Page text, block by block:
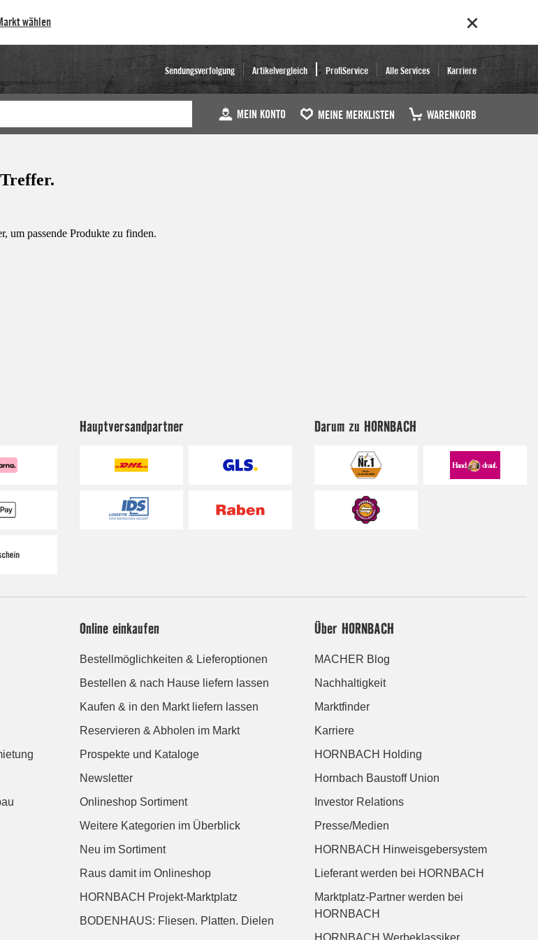
wählen
Sendungsverfolgung Artikelvergleich ProfiService Alle Services Karriere
MEIN KONTO MEINE MERKLISTEN WARENKORB
um passende Produkte zu finden.
Hauptversandpartner Darum zu HORNBACH
Online einkaufen
Bestellmöglichkeiten & Lieferoptionen
Bestellen & nach Hause liefern lassen
Kaufen & in den Markt liefern lassen
Reservieren & Abholen im Markt
Prospekte und Kataloge
Newsletter
Onlineshop Sortiment
Weitere Kategorien im Überblick
Neu im Sortiment
Raus damit im Onlineshop
HORNBACH Projekt-Marktplatz
BODENHAUS: Fliesen. Platten. Dielen
Über HORNBACH
MACHER Blog
Nachhaltigkeit
Marktfinder
Karriere
HORNBACH Holding
Hornbach Baustoff Union
Investor Relations
Presse/Medien
HORNBACH Hinweisgebersystem
Lieferant werden bei HORNBACH
Marktplatz-Partner werden bei
HORNBACH
HORNBACH Werbeklassiker